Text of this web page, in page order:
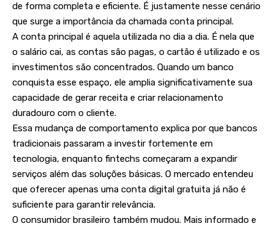
de forma completa e eficiente. É justamente nesse cenário
que surge a importância da chamada conta principal.
A conta principal é aquela utilizada no dia a dia. É nela que
o salário cai, as contas são pagas, o cartão é utilizado e os
investimentos são concentrados. Quando um banco
conquista esse espaço, ele amplia significativamente sua
capacidade de gerar receita e criar relacionamento
duradouro com o cliente.
Essa mudança de comportamento explica por que bancos
tradicionais passaram a investir fortemente em
tecnologia, enquanto fintechs começaram a expandir
serviços além das soluções básicas. O mercado entendeu
que oferecer apenas uma conta digital gratuita já não é
suficiente para garantir relevância.
O consumidor brasileiro também mudou. Mais informado e